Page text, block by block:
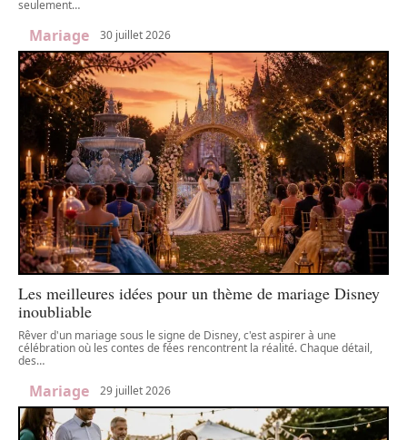
seulement…
Mariage 30 juillet 2026
Les meilleures idées pour un thème de mariage Disney
inoubliable
Rêver d'un mariage sous le signe de Disney, c'est aspirer à une
célébration où les contes de fées rencontrent la réalité. Chaque détail,
des…
Mariage 29 juillet 2026